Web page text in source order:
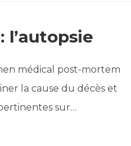
l’autopsie
médical post-mortem
la cause du décès et
sur…